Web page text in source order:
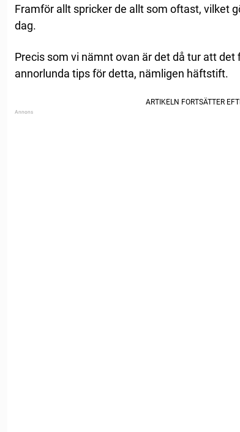
Framför allt spricker de allt som oftast, vilket
dag.
Precis som vi nämnt ovan är det då tur att
annorlunda tips för detta, nämligen häftstift.